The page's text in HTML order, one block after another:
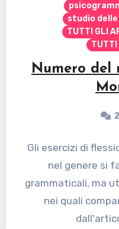
studio
TUTTI GLI
TUTTI
Numero del
Gli esercizi di
nel genere si
grammaticali, ma
nei quali